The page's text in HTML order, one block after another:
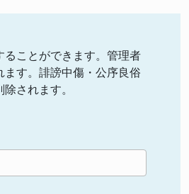
ることができます。管理者
ます。誹謗中傷・公序良俗
されます。